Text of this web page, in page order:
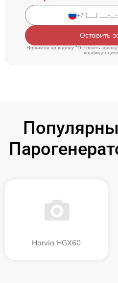
Оставить
Нажимая на кнопку "Оставить
Harvia HGX60